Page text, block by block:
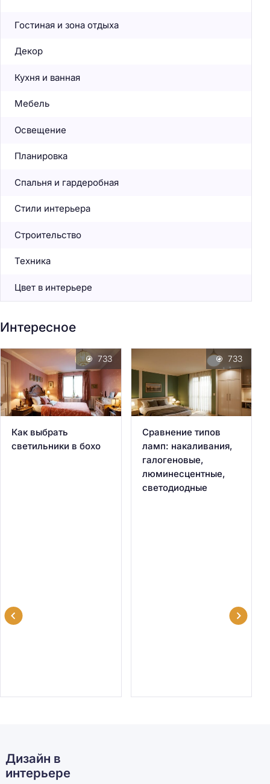
Гостиная и зона отдыха
Декор
Кухня и ванная
Мебель
Освещение
Планировка
Спальня и гардеробная
Стили интерьера
Строительство
Техника
Цвет в интерьере
Интересное
Как выбрать
светильники в бохо
733
Сравнение типов
ламп: накаливания,
галогеновые,
люминесцентные,
светодиодные
733
Дизайн в
интерьере